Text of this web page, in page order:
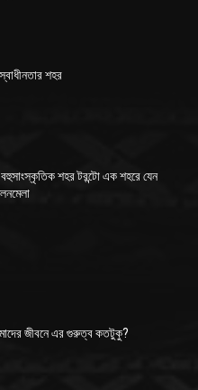
শহর
বহুসাংস্কৃতিক শহর টরন্টো এক শহরে যেন
জীবনে এর গুরুত্ব কতটুকু?